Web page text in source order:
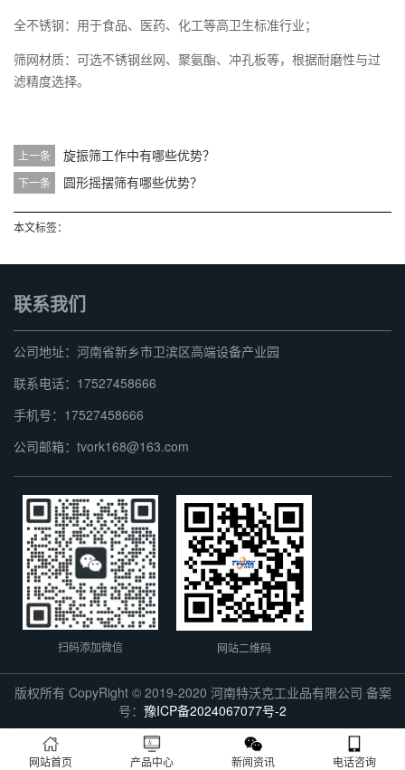
‌全不锈钢‌：用于食品、医药、化工等高卫生标准行业；
‌筛网材质‌：可选不锈钢丝网、聚氨酯、冲孔板等，根据耐磨性与过
滤精度选择。
上一条 旋振筛工作中有哪些优势？
下一条 圆形摇摆筛有哪些优势？
本文标签：
联系我们
公司地址：河南省新乡市卫滨区高端设备产业园
联系电话：17527458666
手机号：17527458666
公司邮箱：tvork168@163.com
扫码添加微信 网站二维码
版权所有 CopyRight © 2019-2020 河南特沃克工业品有限公司 备案
号： 豫ICP备2024067077号-2
网站首页 产品中心 新闻资讯 电话咨询